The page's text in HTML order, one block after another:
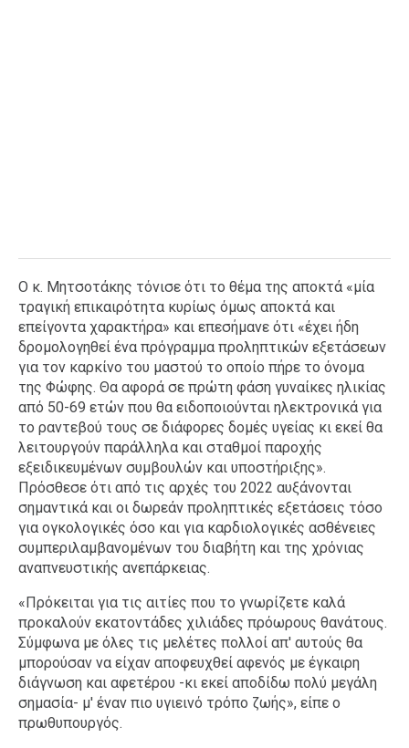
Ο κ. Μητσοτάκης τόνισε ότι το θέμα της αποκτά «μία
τραγική επικαιρότητα κυρίως όμως αποκτά και
επείγοντα χαρακτήρα» και επεσήμανε ότι «έχει ήδη
δρομολογηθεί ένα πρόγραμμα προληπτικών εξετάσεων
για τον καρκίνο του μαστού το οποίο πήρε το όνομα
της Φώφης. Θα αφορά σε πρώτη φάση γυναίκες ηλικίας
από 50-69 ετών που θα ειδοποιούνται ηλεκτρονικά για
το ραντεβού τους σε διάφορες δομές υγείας κι εκεί θα
λειτουργούν παράλληλα και σταθμοί παροχής
εξειδικευμένων συμβουλών και υποστήριξης».
Πρόσθεσε ότι από τις αρχές του 2022 αυξάνονται
σημαντικά και οι δωρεάν προληπτικές εξετάσεις τόσο
για ογκολογικές όσο και για καρδιολογικές ασθένειες
συμπεριλαμβανομένων του διαβήτη και της χρόνιας
αναπνευστικής ανεπάρκειας.
«Πρόκειται για τις αιτίες που το γνωρίζετε καλά
προκαλούν εκατοντάδες χιλιάδες πρόωρους θανάτους.
Σύμφωνα με όλες τις μελέτες πολλοί απ' αυτούς θα
μπορούσαν να είχαν αποφευχθεί αφενός με έγκαιρη
διάγνωση και αφετέρου -κι εκεί αποδίδω πολύ μεγάλη
σημασία- μ' έναν πιο υγιεινό τρόπο ζωής», είπε ο
πρωθυπουργός.